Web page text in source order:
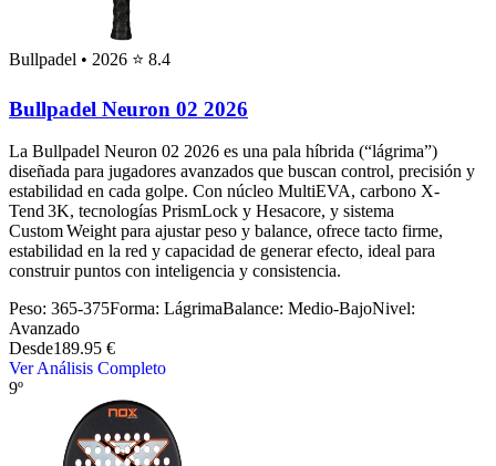
Bullpadel • 2026 ⭐ 8.4
Bullpadel Neuron 02 2026
La Bullpadel Neuron 02 2026 es una pala híbrida (“lágrima”)
diseñada para jugadores avanzados que buscan control, precisión y
estabilidad en cada golpe. Con núcleo MultiEVA, carbono X-
Tend 3K, tecnologías PrismLock y Hesacore, y sistema
Custom Weight para ajustar peso y balance, ofrece tacto firme,
estabilidad en la red y capacidad de generar efecto, ideal para
construir puntos con inteligencia y consistencia.
Peso: 365-375Forma: LágrimaBalance: Medio-BajoNivel:
Avanzado
Desde189.95 €
Ver Análisis Completo
9º